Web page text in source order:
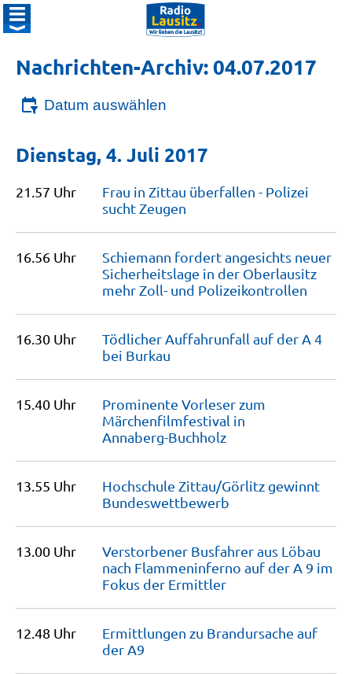
Nachrichten-Archiv: 04.07.2017
Datum auswählen
Dienstag, 4. Juli 2017
21.57 Uhr
Frau in Zittau überfallen - Polizei
sucht Zeugen
16.56 Uhr
Schiemann fordert angesichts neuer
Sicherheitslage in der Oberlausitz
mehr Zoll- und Polizeikontrollen
16.30 Uhr
Tödlicher Auffahrunfall auf der A 4
bei Burkau
15.40 Uhr
Prominente Vorleser zum
Märchenfilm­festival in
Annaberg-Buchholz
13.55 Uhr
Hochschule Zittau/Görlitz gewinnt
Bundeswettbewerb
13.00 Uhr
Verstorbener Busfahrer aus Löbau
nach Flammeninferno auf der A 9 im
Fokus der Ermittler
12.48 Uhr
Ermittlungen zu Brandursache auf
der A9